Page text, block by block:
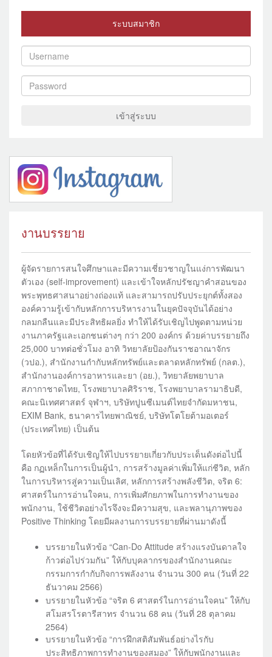
ระบบสมาชิก
เข้าสู่ระบบ
งานบรรยาย
ผู้จัดรายการสนใจศึกษาและมีความเชี่ยวชาญในแง่การพัฒนา
ตัวเอง (self-improvement) และเข้าใจหลักปรัชญาคำสอนของ
พระพุทธศาสนาอย่างถ่องแท้ และสามารถปรับประยุกต์ทั้งสอง
องค์ความรู้เข้ากับหลักการบริหารงานในยุคปัจจุบันได้อย่าง
กลมกลืนและมีประสิทธิผลยิ่ง ทำให้ได้รับเชิญไปพูดตามหน่วย
งานภาครัฐและเอกชนต่างๆ กว่า 200 องค์กร ด้วยค่าบรรยายถึง
25,000 บาทต่อชั่วโมง อาทิ วิทยาลัยป้องกันราชอาณาจักร
(วปอ.), สำนักงานกำกับหลักทรัพย์และตลาดหลักทรัพย์ (กลต.),
สำนักงานองค์การอาหารและยา (อย.), วิทยาลัยพยาบาล
สภากาชาดไทย, โรงพยาบาลศิริราช, โรงพยาบาลรามาธิบดี,
คณะนิเทศศาสตร์ จุฬาฯ, บริษัทปูนซีเมนต์ไทยจำกัดมหาชน,
EXIM Bank, ธนาคารไทยพาณิชย์, บริษัทโตโยต้ามอเตอร์
(ประเทศไทย) เป็นต้น
โดยหัวข้อที่ได้รับเชิญให้ไปบรรยายเกี่ยวกับประเด็นดังต่อไปนี้
คือ กฏเหล็กในการเป็นผู้นำ, การสร้างมูลค่าเพิ่มให้แก่ชีวิต, หลัก
ในการบริหารสู่ความเป็นเลิศ, หลักการสร้างพลังชีวิต, จริต 6:
ศาสตร์ในการอ่านใจคน, การเพิ่มศักยภาพในการทำงานของ
พนักงาน, ใช้ชีวิตอย่างไรจึงจะมีความสุข, และพลานุภาพของ
Positive Thinking โดยมีผลงานการบรรยายที่ผ่านมาดังนี้
บรรยายในหัวข้อ “Can-Do Attitude สร้างแรงบันดาลใจ
ก้าวต่อไปร่วมกัน” ให้กับบุคลากรของสำนักงานคณะ
กรรมการกำกับกิจการพลังงาน จำนวน 300 คน (วันที่ 22
ธันวาคม 2566)
บรรยายในหัวข้อ “จริต 6 ศาสตร์ในการอ่านใจคน” ให้กับ
สโมสรโรตารีสาทร จำนวน 68 คน (วันที่ 28 ตุลาคม
2564)
บรรยายในหัวข้อ “การฝึกสติสัมพันธ์อย่างไรกับ
ประสิทธิภาพการทำงานของสมอง” ให้กับพนักงานและ